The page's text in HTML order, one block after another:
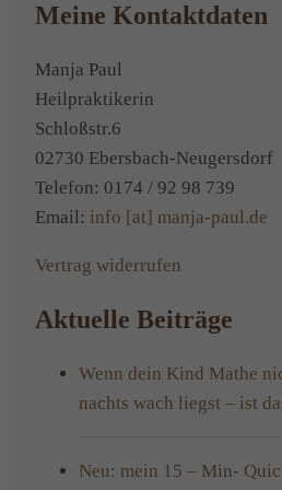
Meine Kontaktdaten
Manja Paul
Heilpraktikerin
Schloßstr.6
02730 Ebersbach-Neugersdorf
Telefon: 0174 / 92 98 739
Email: info [at] manja-paul.de
Vertrag widerrufen
Aktuelle Beiträge
Wenn dein Kind Mathe
nachts wach liegst – ist
Neu: mein 15 – Min-